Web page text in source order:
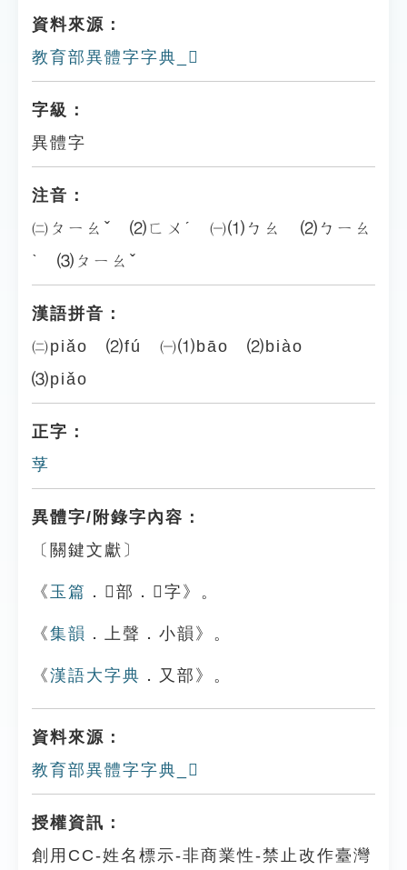
資料來源：
教育部異體字字典_𠬪
字級：
異體字
注音：
㈡ㄆㄧㄠˇ ⑵ㄈㄨˊ ㈠⑴ㄅㄠ ⑵ㄅㄧㄠ
ˋ ⑶ㄆㄧㄠˇ
漢語拼音：
㈡piǎo ⑵fú ㈠⑴bāo ⑵biào
⑶piǎo
正字：
莩
異體字/附錄字內容：
〔關鍵文獻〕
《 玉篇 ．𠬪部．𠬪字》。
《集韻 ．上聲．小韻》。
《漢語大字典 ．又部》。
資料來源：
教育部異體字字典_𠬪
授權資訊：
創用CC-姓名標示-非商業性-禁止改作臺灣